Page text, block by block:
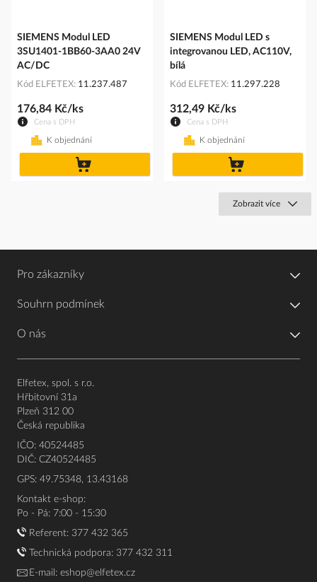
SIEMENS Modul LED
3SU1401-1BB60-3AA0 24V
AC/DC
Kód ELFETEX 11.237.487
Cena s DPH
176,84 Kč/ks
K objednání
SIEMENS Modul LED s
integrovanou LED, AC110V,
bílá
Kód ELFETEX 11.297.228
Cena s DPH
312,49 Kč/ks
K objednání
Zobrazit více
Pro zákazníky
Souhrn podmínek
O nás
Elfetex, spol. s r.o.
Hřbitovní 31a
Plzeň 312 00
Česká republika
IČO: 40524485
DIČ: CZ40524485
GPS: 49.75348, 13.43168
Kontakt e-shop:
Po - Pá: 7:00 - 15:30
Referent: 377 432 365
Technická podpora: 377 432 311
E-mail: eshop@elfetex.cz